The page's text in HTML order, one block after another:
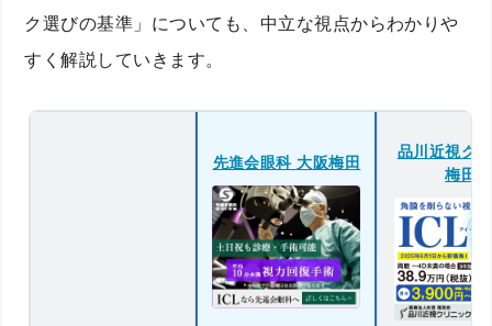
ク選びの基準」についても、中立な視点からわかりや
すく解説していきます。
先進会眼科 大阪梅田
品川近視ク
梅田院